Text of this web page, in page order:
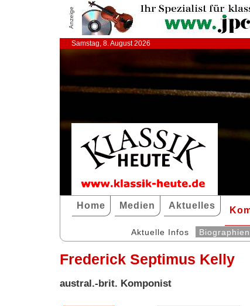
Anzeige
Samstag, 8. August 2026
Home Medien Aktuelles
Aktuelle Infos Biographien
Frederick Septimus Kelly
austral.-brit. Komponist